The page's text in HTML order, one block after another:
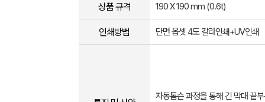
상품 규격 190 X 190 mm (0.6t)
인쇄방법 단면 옵셋 4도 칼라인쇄+UV인쇄
자동톰슨 과정을 통해 긴 막대 끝